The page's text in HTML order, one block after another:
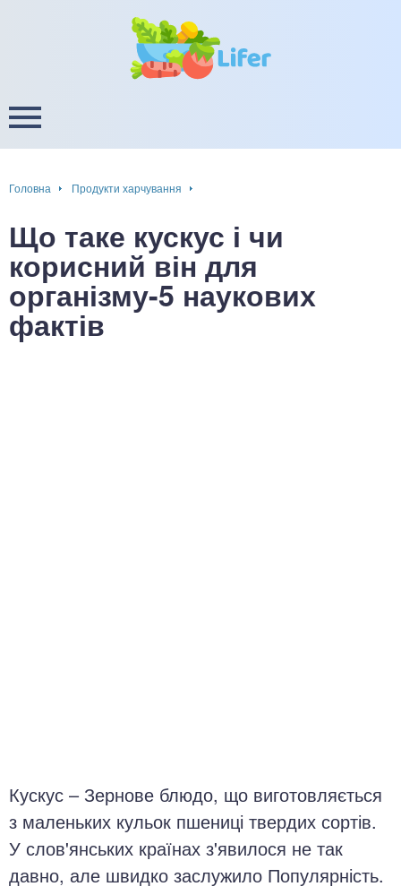
Головна Продукти харчування
Що таке кускус і чи
корисний він для
організму-5 наукових
фактів
Кускус – Зернове блюдо, що виготовляється
з маленьких кульок пшениці твердих сортів.
У слов'янських країнах з'явилося не так
давно, але швидко заслужило Популярність.
ШКТ
/ звуження судин
енергії, уваги